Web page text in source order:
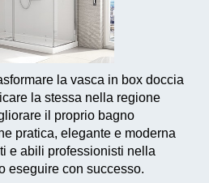
la vasca in box doccia
la stessa nella regione
il proprio bagno
pratica, elegante e moderna
e abili professionisti nella
eseguire con successo.